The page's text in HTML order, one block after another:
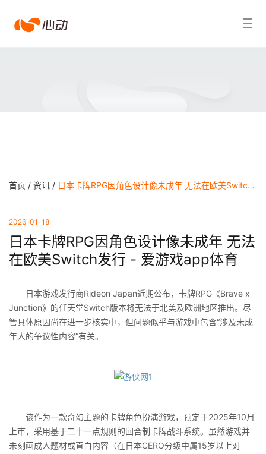
爱搜索结果
首页 / 资讯 / 日本卡牌RPG因角色设计像未成年 无法在欧美Switch发行 - 爱游戏app体育
2026-01-18
日本卡牌RPG因角色设计像未成年 无法
在欧美Switch发行 - 爱游戏app体育
日本游戏发行商Rideon Japan近期公布，卡牌RPG《Brave x
Junction》的任天堂Switch版本将无法于北美及欧洲地区推出。尽
管具体原因尚在进一步核实中，但问题似乎与游戏中包含“涉及未成
年人的争议性内容”有关。
该作为一款奇幻主题的卡牌角色扮演游戏，预定于2025年10月
上市，采用基于二十一点规则的回合制卡牌战斗系统。虽然游戏并
未刻画成人题材或直白内容（在日本CERO分级中属15岁以上对